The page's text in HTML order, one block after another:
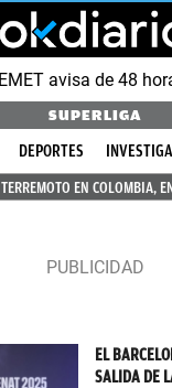
SUPERLIGA
DEPORTES
TERREMOTO EN COLOMBIA,
EL
SALIDA DE